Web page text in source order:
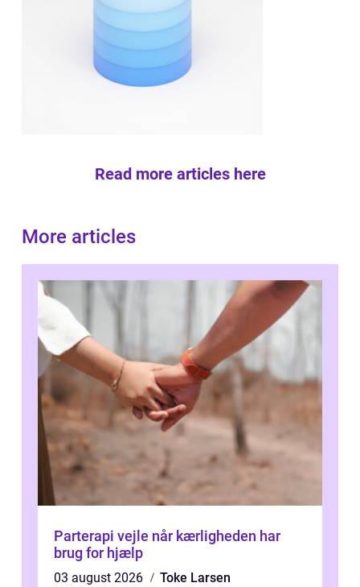
Read more articles here
More articles
Parterapi vejle når kærligheden har
brug for hjælp
03 august 2026
Toke Larsen